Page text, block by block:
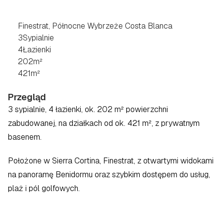
Finestrat, Północne Wybrzeże Costa Blanca
3Sypialnie
4Łazienki
202m²
421m²
Przegląd
3 sypialnie, 4 łazienki, ok. 202 m² powierzchni
zabudowanej, na działkach od ok. 421 m², z prywatnym
basenem.
Położone w Sierra Cortina, Finestrat, z otwartymi widokami
na panoramę Benidormu oraz szybkim dostępem do usług,
plaż i pól golfowych.